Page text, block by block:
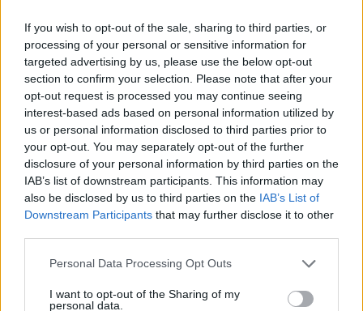
If you wish to opt-out of the sale, sharing to third parties, or
processing of your personal or sensitive information for
targeted advertising by us, please use the below opt-out
section to confirm your selection. Please note that after your
opt-out request is processed you may continue seeing
interest-based ads based on personal information utilized by
us or personal information disclosed to third parties prior to
your opt-out. You may separately opt-out of the further
disclosure of your personal information by third parties on the
IAB’s list of downstream participants. This information may
also be disclosed by us to third parties on the IAB’s List of
Downstream Participants that may further disclose it to other
Personal Data Processing Opt Outs
I want to opt-out of the Sharing of my
personal data.
irresponsable en un joven que tanto necesita trabajar a
nivel ofensivo, pero que no tendrá un ambiente propicio
para poder equivocarse. Jugará mucho sin balón, tendrá
un peso a nivel defensivo importante y sus números
pueden verse muy mermados por no ser un referente
principal en la ofensiva del equipo. Esto hace que el
Rookie del Año NBA 2026pueda estar muy abierto,
teniendo también en cuenta los competidores que
Y es que hay mucho jugón en esta hornada, chicos
rebosantes de talento y que pueden anotar desde